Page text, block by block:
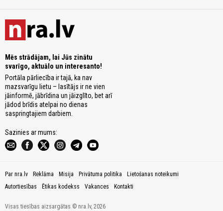
Mēs strādājam, lai Jūs zinātu
svarīgo, aktuālo un interesanto!
Portāla pārliecība ir tajā, ka nav
mazsvarīgu lietu – lasītājs ir ne vien
jāinformē, jābrīdina un jāizglīto, bet arī
jādod brīdis atelpai no dienas
saspringtajiem darbiem.
Sazinies ar mums:
Par nra.lv Reklāma Misija Privātuma politika
Lietošanas noteikumi
Autortiesības
Ētikas kodekss Vakances Kontakti
Visas tiesības aizsargātas © nra.lv, 2026